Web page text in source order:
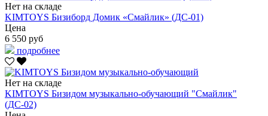
Нет на складе
KIMTOYS Бизиборд Домик «Смайлик» (ДС-01)
Цена
6 550 руб
подробнее
Нет на складе
KIMTOYS Бизидом музыкально-обучающий "Смайлик"
(ДС-02)